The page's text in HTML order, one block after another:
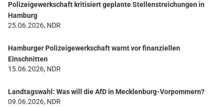
Polizeigewerkschaft kritisiert geplante Stellenstreichungen in
Hamburg
25.06.2026, NDR
Hamburger Polizeigewerkschaft warnt vor finanziellen
Einschnitten
15.06.2026, NDR
Landtagswahl: Was will die AfD in Mecklenburg-Vorpommern?
09.06.2026, NDR